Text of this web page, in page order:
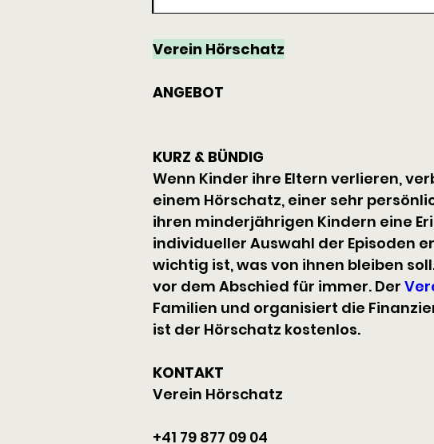
Verein Hörschatz
ANGEBOT
KURZ & BÜNDIG
Wenn Kinder ihre Eltern verlieren,
einem Hörschatz, einer sehr
ihren minderjährigen Kindern eine
individueller Auswahl der Episoden
wichtig ist, was von ihnen bleiben
vor dem Abschied für immer. Der
Familien und organisiert die
ist der Hörschatz kostenlos.
KONTAKT
Verein Hörschatz
+41 79 877 09 04